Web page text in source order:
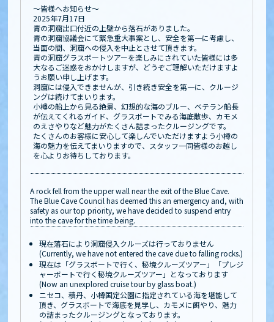
～皆様へお知らせ～
2025年7月17日
青の洞窟出口付近の上壁から落石がありました。
青の洞窟協議会にて緊急重大事案とし、安全を第一に考慮し、
当面の間、洞窟への侵入を中止とさせて頂きます。
青の洞窟グラスボートツアーを楽しみにされていた皆様には多
大なるご迷惑をおかけしますが、どうぞご理解いただけますよ
うお願い申し上げます。
洞窟には侵入できませんが、引き続き安全を第一に、クルージ
ングは続けてまいります。
小樽の船上から見る絶景、幻想的な海のブルー、ベテラン船長
が伝えてくれるガイド、グラスボートでみる海底散歩、カモメ
のえさやりなど魅力がたくさん詰まったクルージングです。
たくさんのお客様に安心して楽しんでいただけますよう小樽の
海の魅力を伝えてまいりますので、スタッフ一同皆様のお越し
を心よりお待ちしております。
A rock fell from the upper wall near the exit of the Blue Cave.
The Blue Cave Council has deemed this an emergency and, with
safety as our top priority, we have decided to suspend entry
into the cave for the time being.
現在落石により洞窟侵入クルーズは行っておりません
(Currently, we have not entered the cave due to falling rocks.)
現在は「グラスボートで行く、秘境クルーズツアー」「プレジ
ャーボートで行く秘境クルーズツアー」となっております
(Now an unexplored cruise tour by glass boat.)
ニセコ、積丹、小樽国定公園に指定されている海を堪能して
頂き、グラスボートで海底を見学し、カモメに餌やり、魅力
の詰まったクルージングとなっております。